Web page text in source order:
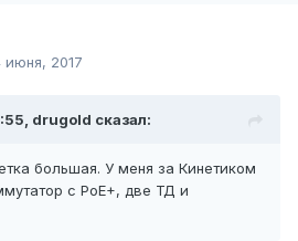
июня, 2017
drugold сказал:
большая. У меня за Кинетиком
с PoE+, две ТД и